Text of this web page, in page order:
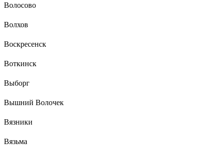
Волосово
Волхов
Воскресенск
Воткинск
Выборг
Вышний Волочек
Вязники
Вязьма